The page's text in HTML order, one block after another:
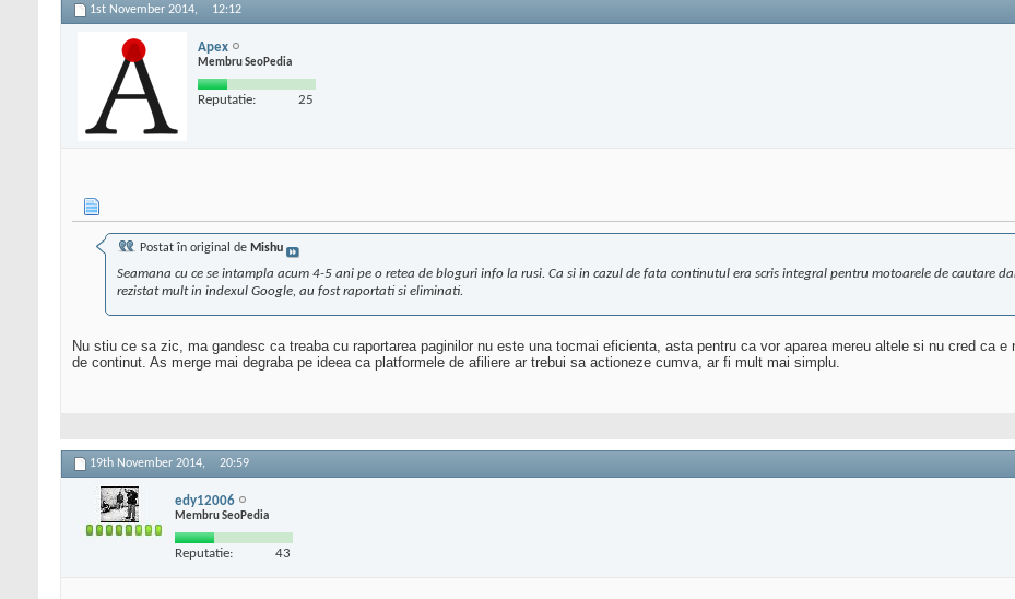
1st November 2014, 12:12
Apex
Membru SeoPedia
Reputatie: 25
Postat în original de Mishu
Seamana cu ce se intampla acum 4-5 ani pe o retea de bloguri info la rusi. Ca si in cazul de fata continutul era scris integral pentru motoarele de cautare
rezistat mult in indexul Google, au fost raportati si eliminati.
Nu stiu ce sa zic, ma gandesc ca treaba cu raportarea paginilor nu este una tocmai eficienta, asta pentru ca vor aparea mereu altele si nu cred ca
de continut. As merge mai degraba pe ideea ca platformele de afiliere ar trebui sa actioneze cumva, ar fi mult mai simplu.
19th November 2014, 20:59
edy12006
Membru SeoPedia
Reputatie: 43